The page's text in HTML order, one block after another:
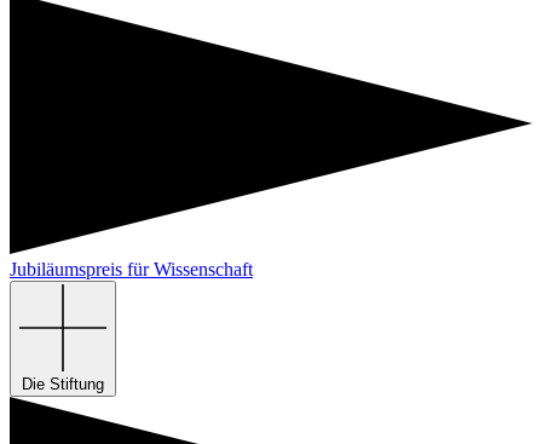
Jubiläumspreis für Wissenschaft
Die Stiftung